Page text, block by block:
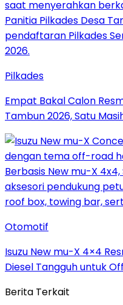
Pilkades
Empat Bakal Calon
Tambun 2026, Satu
Otomotif
Isuzu New mu-X 4×4
Diesel Tangguh untuk
Berita Terkait